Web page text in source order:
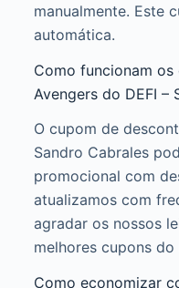
manualmente. Este
automática.
Como funcionam
Avengers do DEFI –
O cupom de
Sandro Cabrales
promocional com
atualizamos com
agradar os nossos
melhores cupons do
Como economizar